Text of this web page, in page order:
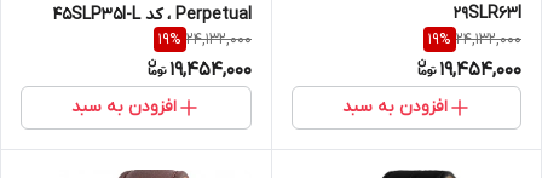
29SLR63I
24,132,000
19%
19,454,000
افزودن به سبد
Perpetual ، کد 45SLP35I-L
24,132,000
19%
19,454,000
افزودن به سبد